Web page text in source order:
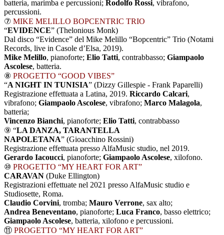
batteria, marimba e percussioni; Rodolfo Rossi, vibrafono,
percussioni.
⑦ MIKE MELILLO BOPCENTRIC TRIO
“EVIDENCE” (Thelonious Monk)
Dal disco “Evidence” del Mike Melillo “Bopcentric” Trio (Notami
Records, live in Casole d’Elsa, 2019).
Mike Melillo, pianoforte; Elio Tatti, contrabbasso; Giampaolo
Ascolese, batteria.
⑧ PROGETTO “GOOD VIBES”
“A NIGHT IN TUNISIA” (Dizzy Gillespie - Frank Paparelli)
Registrazione effettuata a Latina, 2019. Riccardo Calcari,
vibrafono; Giampaolo Ascolese, vibrafono; Marco Malagola,
batteria;
Vincenzo Bianchi, pianoforte; Elio Tatti, contrabbasso
⑨ “LA DANZA, TARANTELLA
NAPOLETANA” (Gioacchino Rossini)
Registrazione effettuata presso AlfaMusic studio, nel 2019.
Gerardo Iacoucci, pianoforte; Giampaolo Ascolese, xilofono.
⑩ PROGETTO “MY HEART FOR ART”
CARAVAN (Duke Ellington)
Registrazioni effettuate nel 2021 presso AlfaMusic studio e
Studiosette, Roma.
Claudio Corvini, tromba; Mauro Verrone, sax alto;
Andrea Beneventano, pianoforte; Luca Franco, basso elettrico;
Giampaolo Ascolese, batteria, xilofono e percussioni.
⑪ PROGETTO “MY HEART FOR ART”